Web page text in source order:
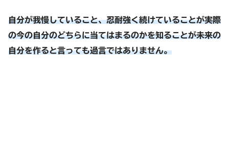
自分が我慢していること、忍耐強く続けていることが実際
の今の自分のどちらに当てはまるのかを知ることが未来の
自分を作ると言っても過言ではありません。